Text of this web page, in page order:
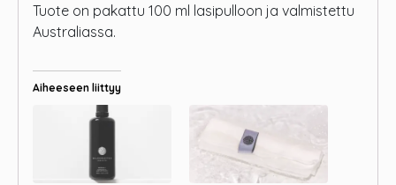
Tuote on pakattu 100 ml lasipulloon ja valmistettu
Australiassa.
Aiheeseen liittyy